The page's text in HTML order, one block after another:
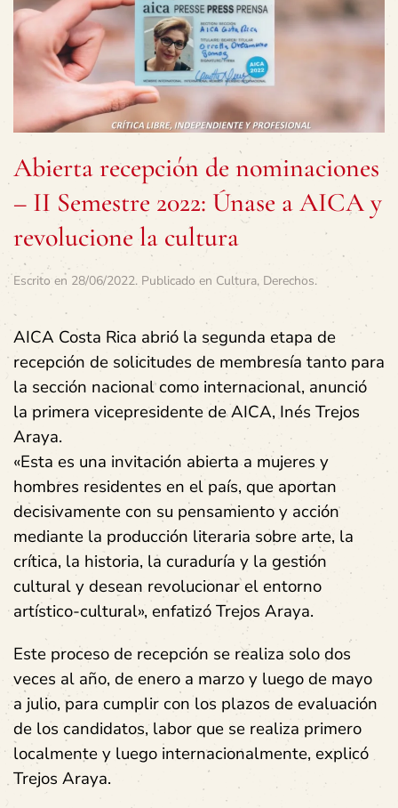
Abierta recepción de nominaciones
– II Semestre 2022: Únase a AICA y
revolucione la cultura
Escrito en 28/06/2022. Publicado en Cultura, Derechos.
AICA Costa Rica abrió la segunda etapa de
recepción de solicitudes de membresía tanto para
la sección nacional como internacional, anunció
la primera vicepresidente de AICA, Inés Trejos
Araya.
«Esta es una invitación abierta a mujeres y
hombres residentes en el país, que aportan
decisivamente con su pensamiento y acción
mediante la producción literaria sobre arte, la
crítica, la historia, la curaduría y la gestión
cultural y desean revolucionar el entorno
artístico-cultural», enfatizó Trejos Araya.
Este proceso de recepción se realiza solo dos
veces al año, de enero a marzo y luego de mayo
a julio, para cumplir con los plazos de evaluación
de los candidatos, labor que se realiza primero
localmente y luego internacionalmente, explicó
Trejos Araya.